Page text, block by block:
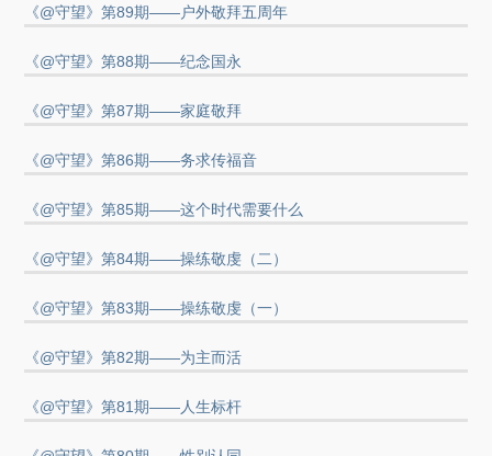
《@守望》第89期——户外敬拜五周年
《@守望》第88期——纪念国永
《@守望》第87期——家庭敬拜
《@守望》第86期——务求传福音
《@守望》第85期——这个时代需要什么
《@守望》第84期——操练敬虔（二）
《@守望》第83期——操练敬虔（一）
《@守望》第82期——为主而活
《@守望》第81期——人生标杆